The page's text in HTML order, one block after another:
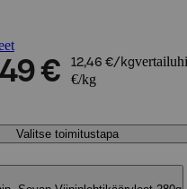
€ 12,46 €/kg
€/kg
Valitse toimitustapa